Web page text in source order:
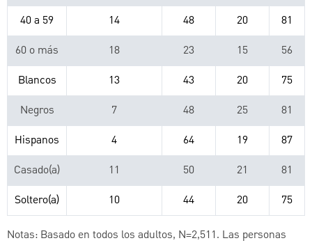
40 a 59 14 48 20
81
60 o más
18 23 15
56
Blancos
13 43 20
75
Negros
7 48 25
81
Hispanos
4 64 19
87
Casado(a)
11 50 21
81
Soltero(a)
10 44 20 75
Notas: Basado en todos los adultos, N=2,511. Las personas